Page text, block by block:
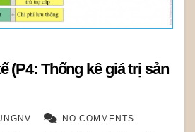
(P4: Thống kê giá trị sản
NO COMMENTS